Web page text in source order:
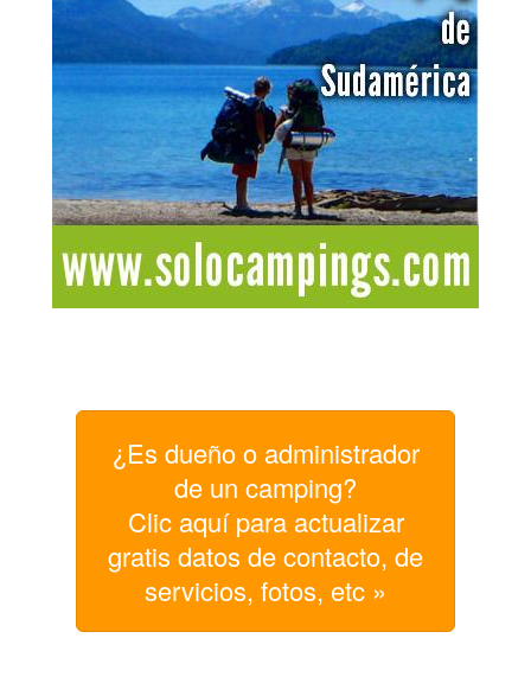
¿Es dueño o administrador
de un camping?
Clic aquí para actualizar
gratis datos de contacto, de
servicios, fotos, etc »